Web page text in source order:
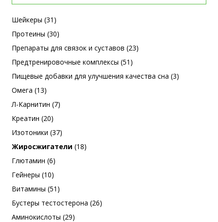
Шейкеры (31)
Протеины (30)
Препараты для связок и суставов (23)
Предтренировочные комплексы (51)
Пищевые добавки для улучшения качества сна (3)
Омега (13)
Л-Карнитин (7)
Креатин (20)
Изотоники (37)
Жиросжигатели (18)
Глютамин (6)
Гейнеры (10)
Витамины (51)
Бустеры тестостерона (26)
Аминокислоты (29)